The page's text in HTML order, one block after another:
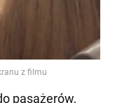
pasażerów,